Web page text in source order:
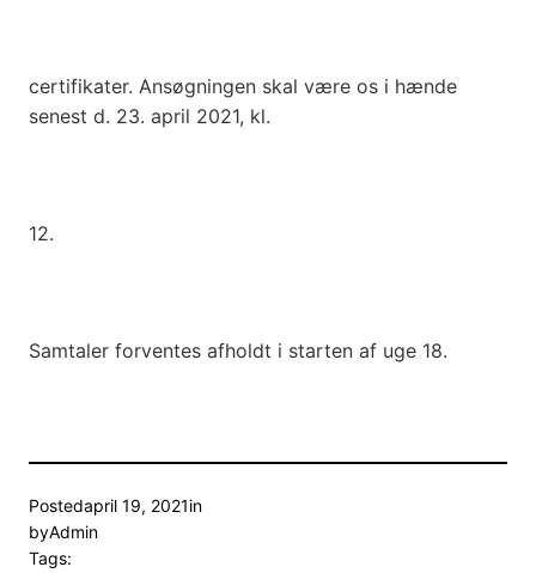
certifikater. Ansøgningen skal være os i hænde
senest d. 23. april 2021, kl.
12.
Samtaler forventes afholdt i starten af uge 18.
Postedapril 19, 2021in
byAdmin
Tags: